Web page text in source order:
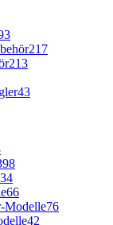
217
213
43
66
Modelle76
42